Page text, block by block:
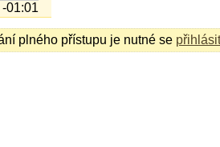
-01:01
plného přístupu je nutné se přihlásit